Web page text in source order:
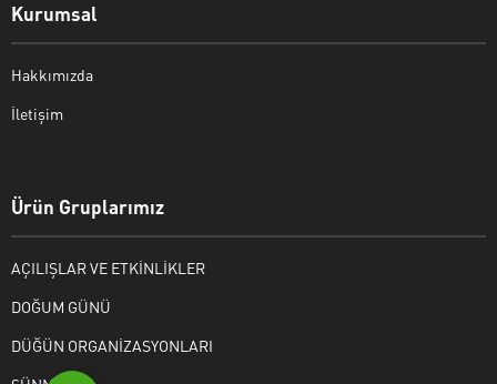
Kurumsal
Hakkımızda
İletişim
Ürün Gruplarımız
AÇILIŞLAR VE ETKİNLİKLER
DOĞUM GÜNÜ
DÜĞÜN ORGANİZASYONLARI